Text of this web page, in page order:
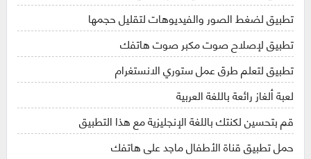
تطبيق لضغط الصور والفيديوهات لتقليل حجمها
تطبيق لإصلاح صوت مكبر صوت هاتفك
تطبيق لتعلم طرق عمل ستوري الانستغرام
لعبة ألغاز رائعة باللغة العربية
قم بتحسين لكنتك باللغة الإنجليزية مع هذا التطبيق
حمل تطبيق قناة الأطفال ماجد على هاتفك